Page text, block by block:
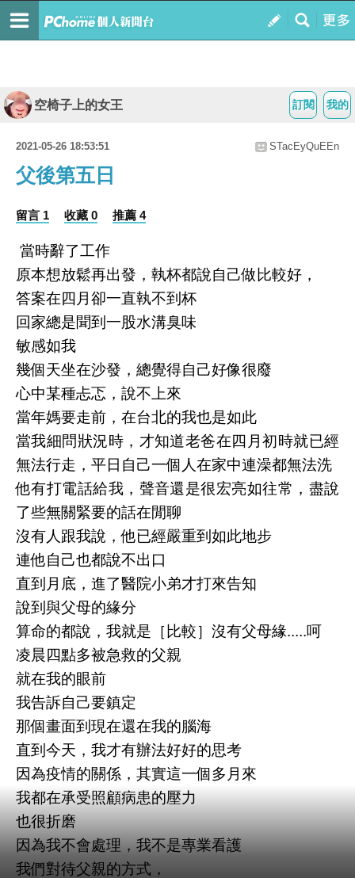
我的
訂閱
空椅子上的女王
2021-05-26 18:53:51 STacEyQuEEn
父後第五日
留言 1 收藏 0 推薦 4
當時辭了工作
原本想放鬆再出發，執杯都說自己做比較好，
答案在四月卻一直執不到杯
回家總是聞到一股水溝臭味
敏感如我
幾個天坐在沙發，總覺得自己好像很廢
心中某種忐忑，說不上來
當年媽要走前，在台北的我也是如此
當我細問狀況時，才知道老爸在四月初時就已經
無法行走，平日自己一個人在家中連澡都無法洗
他有打電話給我，聲音還是很宏亮如往常，盡說
了些無關緊要的話在閒聊
沒有人跟我說，他已經嚴重到如此地步
連他自己也都說不出口
直到月底，進了醫院小弟才打來告知
說到與父母的緣分
算命的都說，我就是［比較］沒有父母緣.....呵
凌晨四點多被急救的父親
就在我的眼前
我告訴自己要鎮定
那個畫面到現在還在我的腦海
直到今天，我才有辦法好好的思考
因為疫情的關係，其實這一個多月來
我都在承受照顧病患的壓力
也很折磨
因為我不會處理，我不是專業看護
我們對待父親的方式，